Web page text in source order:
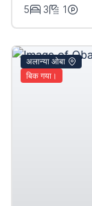
5 3 1
अलान्या ओबा
बिक गया।